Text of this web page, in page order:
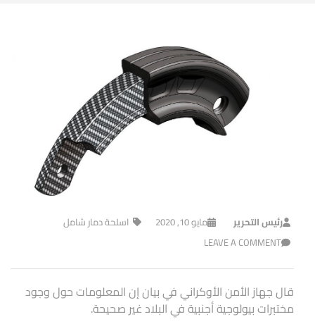
رئيس التحرير مايو 10, 2020
اسلحة دمار شامل
LEAVE A COMMENT
قال جهاز الأمن الأوكراني في بيان إن المعلومات حول وجود
مختبرات بيولوجية أجنبية في البلاد غير صحيحة.